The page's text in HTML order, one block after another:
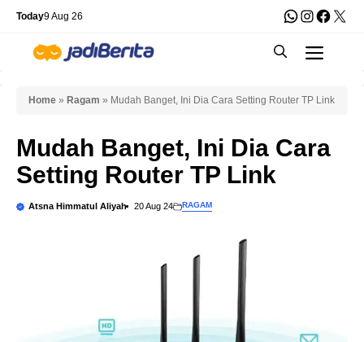
Skip
content
Today9 Aug 26 WhatsApp
X
Home » Ragam » Mudah Banget, Ini Dia Cara Setting Router TP Link
Mudah Banget, Ini Dia Cara
Setting Router TP Link
Atsna Himmatul Aliyah 20 Aug 24 RAGAM